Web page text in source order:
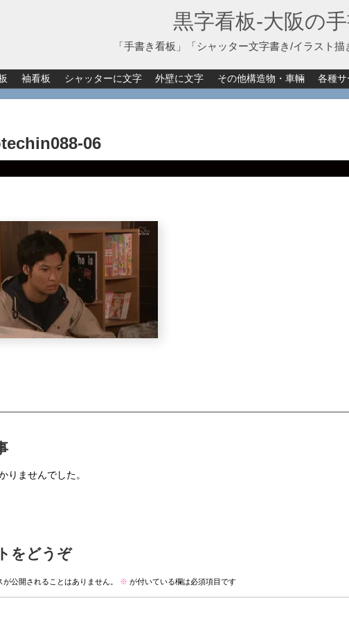
黒字看板‐大阪の
「手書き看板」「シャッター文字書き/イラスト
袖看板 シャッターに文字 外壁に文字 その他構造物・車輛 各種
06
りませんでした。
をどうぞ
が公開されることはありません。 ※ が付いている欄は必須項目です